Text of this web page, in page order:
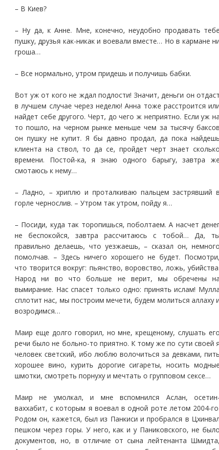
– В Киев?
– Ну да, к Анне. Мне, конечно, неудобно продавать
пушку, друзья как-никак и воевали вместе… Но в кармане
гроша…
– Все нормально, утром придешь и получишь бабки.
Вот уж от кого не ждал подлости! Значит, деньги он
в лучшем случае через неделю! Анна тоже расстроится
найдет себе другого. Черт, до чего ж неприятно. Если уж
то пошло, на черном рынке меньше чем за тысячу
он пушку не купит. Я бы давно продал, да пока
клиента на ствол, то да се, пройдет черт знает
времени. Постой-ка, я знаю одного барыгу, завтра
смотаюсь к нему…
– Ладно, – хриплю и проталкиваю пальцем застрявший
горле чернослив. – Утром так утром, пойду я…
– Посиди, куда так торопишься, поболтаем. А насчет
не беспокойся, завтра рассчитаюсь с тобой… Да,
правильно делаешь, что уезжаешь, – сказал он,
помолчав. – Здесь ничего хорошего не будет.
что творится вокруг: пьянство, воровство, ложь,
Народ ни во что больше не верит, мы обречены
вымирание. Нас спасет только одно: принять ислам!
сплотит нас, мы построим мечети, будем молиться аллаху
возродимся…
Маир еще долго говорил, но мне, крещеному, слушать
речи было не больно-то приятно. К тому же по сути своей
человек светский, ибо люблю волочиться за девками,
хорошее вино, курить дорогие сигареты, носить
шмотки, смотреть порнуху и мечтать о групповом сексе…
Маир не умолкал, и мне вспомнился Аслан,
ваххабит, с которым я воевал в одной роте летом 2004-
Родом он, кажется, был из Панкиси и пробрался в
пешком через горы. У него, как и у Паниковского, не
документов, но, в отличие от сына лейтенанта